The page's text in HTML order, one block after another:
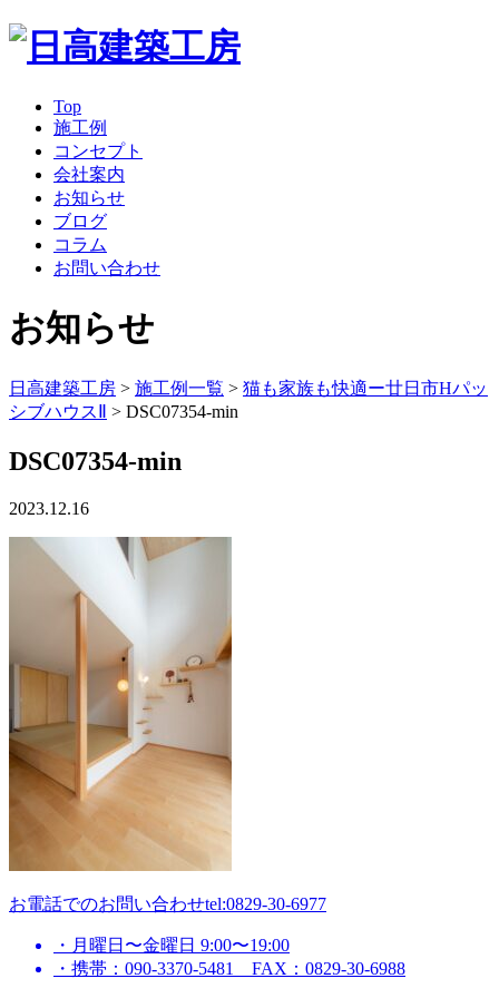
Top
施工例
コンセプト
会社案内
お知らせ
ブログ
コラム
お問い合わせ
お知らせ
日高建築工房 > 施工例一覧 > 猫も家族も快適ー廿日市Hパッ
シブハウスⅡ
> DSC07354-min
DSC07354-min
2023.12.16
お電話でのお問い合わせtel:0829-30-6977
・月曜日〜金曜日 9:00〜19:00
・携帯：090-3370-5481 FAX：0829-30-6988